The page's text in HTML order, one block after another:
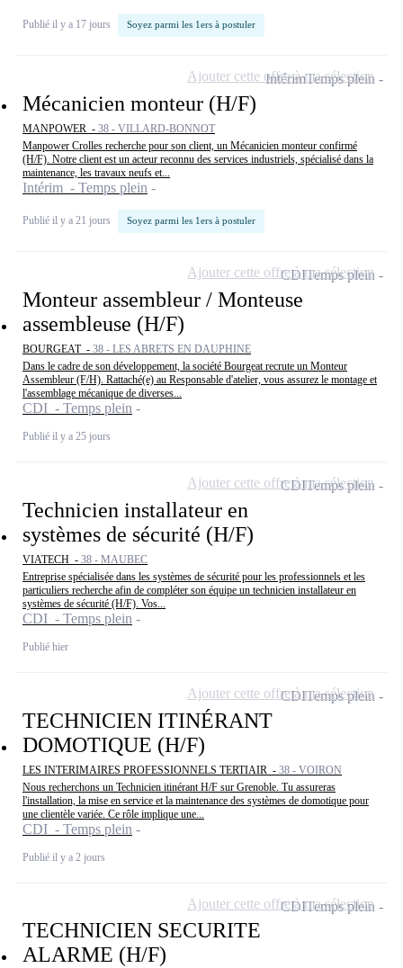
Publié il y a 17 jours Soyez parmi les 1ers à postuler
Mécanicien monteur (H/F)
MANPOWER - 38 - VILLARD-BONNOT
Manpower Crolles recherche pour son client, un Mécanicien monteur confirmé
(H/F). Notre client est un acteur reconnu des services industriels, spécialisé dans la
maintenance, les travaux neufs et...
Intérim - Temps plein
Publié il y a 21 jours Soyez parmi les 1ers à postuler
IntérimTemps plein
Ajouter cette offre à ma sélection
Monteur assembleur / Monteuse
assembleuse (H/F)
BOURGEAT - 38 - LES ABRETS EN DAUPHINE
Dans le cadre de son développement, la société Bourgeat recrute un Monteur
Assembleur (F/H). Rattaché(e) au Responsable d'atelier, vous assurez le montage et
l'assemblage mécanique de diverses...
CDI - Temps plein
Publié il y a 25 jours
CDITemps plein
Ajouter cette offre à ma sélection
Technicien installateur en
systèmes de sécurité (H/F)
VIATECH - 38 - MAUBEC
Entreprise spécialisée dans les systèmes de sécurité pour les professionnels et les
particuliers recherche afin de compléter son équipe un technicien installateur en
systèmes de sécurité (H/F). Vos...
CDI - Temps plein
Publié hier
CDITemps plein
Ajouter cette offre à ma sélection
TECHNICIEN ITINÉRANT
DOMOTIQUE (H/F)
LES INTERIMAIRES PROFESSIONNELS TERTIAIR - 38 - VOIRON
Nous recherchons un Technicien itinérant H/F sur Grenoble. Tu assureras
l'installation, la mise en service et la maintenance des systèmes de domotique pour
une clientèle variée. Ce rôle implique une...
CDI - Temps plein
Publié il y a 2 jours
CDITemps plein
Ajouter cette offre à ma sélection
TECHNICIEN SECURITE
ALARME (H/F)
CDITemps plein
Ajouter cette offre à ma sélection